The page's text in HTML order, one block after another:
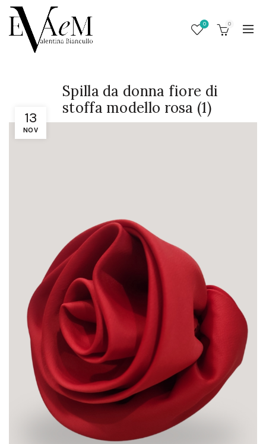
0 0
13
NOV
Spilla da donna fiore di
stoffa modello rosa (1)